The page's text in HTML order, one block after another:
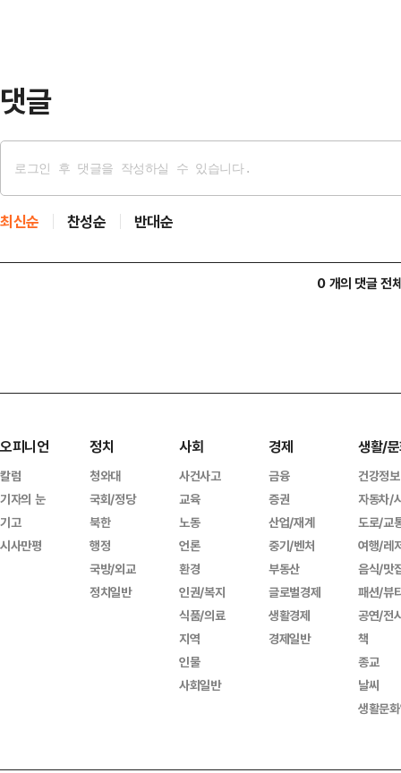
댓글
최신순 찬성순 반대순
0 개의 댓글 전
오피니언
칼럼
기자의 눈
기고
시사만평
정치
청와대
국회/정당
북한
행정
국방/외교
정치일반
사회
사건사고
교육
노동
언론
환경
인권/복지
식품/의료
지역
인물
사회일반
경제
금융
증권
산업/재계
중기/벤처
부동산
글로벌경제
생활경제
경제일반
생활/
건강정보
자동차/
도로/교
여행/레
음식/맛
패션/뷰
공연/전
책
종교
날씨
생활문